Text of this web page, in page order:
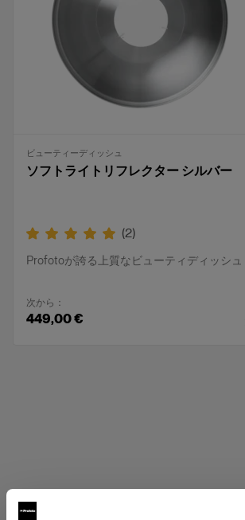
ビューティーディッシュ
ソフトライトリフレクター シルバー
(2)
Profotoが誇る上質なビューティディッシュ
次から：
449,00 €
Profoto グリッド